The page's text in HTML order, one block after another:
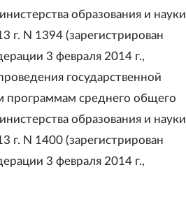
образования и науки
г. N 1394 (зарегистрирован
3 февраля 2014 г.,
государственной
программам среднего общего
образования и науки
г. N 1400 (зарегистрирован
3 февраля 2014 г.,